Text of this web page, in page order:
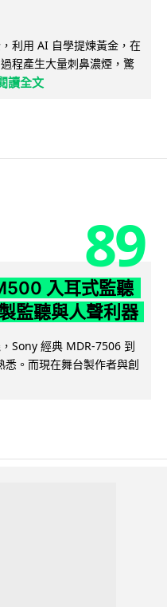
利用 AI 自學提煉黃金，在
程產生大量刺鼻濃煙，驚
讀全文
89
入耳式監聽
監聽與人聲利器
Sony 經典 MDR-7506 到
。而現在舞台製作者與創